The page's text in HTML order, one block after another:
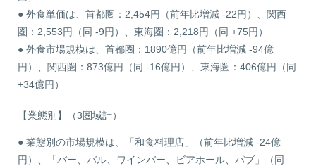
● 外食単価は、首都圏：2,454円（前年比増減 -22円）、関西
圏：2,553円（同 -9円）、東海圏：2,218円（同 +75円）
● 外食市場規模は、首都圏：1890億円（前年比増減 -94億
円）、関西圏：873億円（同 -16億円）、東海圏：406億円（同
+34億円）
【業態別】（3圏域計）
● 業態別の市場規模は、「和食料理店」（前年比増減 -24億
円）、「バー、バル、ワインバー、ビアホール、パブ」（同